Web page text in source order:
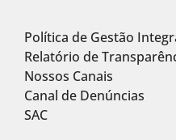
Política de Gestão
Relatório de
Nossos Canais
Canal de Denúncias
SAC